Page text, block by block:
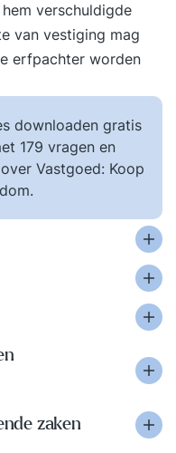
verschuldigde
van vestiging mag
erfpachter worden
downloaden gratis
179 vragen en
Vastgoed: Koop
zaken